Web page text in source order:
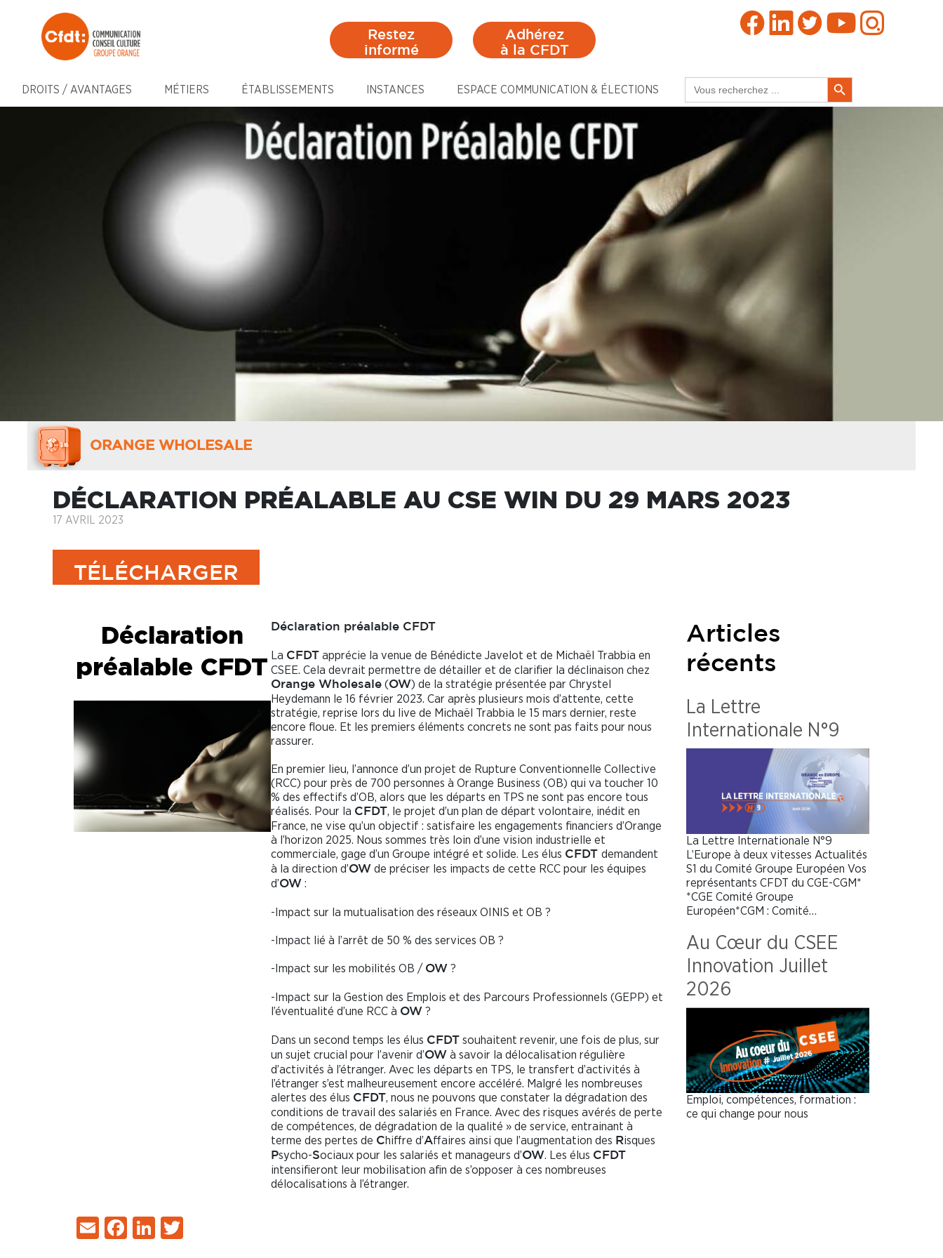
Restez
informé
Adhérez
à la CFDT
DROITS / AVANTAGES MÉTIERS ÉTABLISSEMENTS INSTANCES ESPACE COMMUNICATION & ÉLECTIONS
for:
Search Button
ORANGE WHOLESALE
DÉCLARATION PRÉALABLE AU CSE WIN DU 29 MARS 2023
17 AVRIL 2023
TÉLÉCHARGER
Déclaration
préalable CFDT
Déclaration préalable CFDT
La CFDT apprécie la venue de Bénédicte Javelot et de Michaël Trabbia en
CSEE. Cela devrait permettre de détailler et de clarifier la déclinaison chez
Orange Wholesale(OW) de la stratégie présentée par Chrystel
Heydemann le 16 février 2023. Car après plusieurs mois d’attente, cette
stratégie, reprise lors du live de Michaël Trabbia le 15 mars dernier, reste
encore floue. Et les premiers éléments concrets ne sont pas faits pour nous
rassurer.
En premier lieu, l’annonce d’un projet de Rupture Conventionnelle Collective
(RCC) pour près de 700 personnes à Orange Business (OB) qui va toucher 10
% des effectifs d’OB, alors que les départs en TPS ne sont pas encore tous
réalisés. Pour la CFDT , le projet d’un plan de départ volontaire, inédit en
France, ne vise qu’un objectif : satisfaire les engagements financiers d’Orange
à l’horizon 2025. Nous sommes très loin d’une vision industrielle et
commerciale, gage d’un Groupe intégré et solide. Les élus CFDT demandent
à la direction d’OWde préciser les impacts de cette RCC pour les équipes
d’OW:
-Impact sur la mutualisation des réseaux OINIS et OB ?
-Impact lié à l’arrêt de 50 % des services OB ?
-Impact sur les mobilités OB / OW?
-Impact sur la Gestion des Emplois et des Parcours Professionnels (GEPP) et
l’éventualité d’une RCC à OW?
Dans un second temps les élus CFDT souhaitent revenir, une fois de plus, sur
un sujet crucial pour l’avenir d’OWà savoir la délocalisation régulière
d’activités à l’étranger. Avec les départs en TPS, le transfert d’activités à
l’étranger s’est malheureusement encore accéléré. Malgré les nombreuses
alertes des élus CFDT , nous ne pouvons que constater la dégradation des
conditions de travail des salariés en France. Avec des risques avérés de perte
de compétences, de dégradation de la qualité » de service, entrainant à
terme des pertes de C hiffre d’Affaires ainsi que l’augmentation des Risques
Psycho-Sociaux pour les salariés et manageurs d’OW. Les élus CFDT
intensifieront leur mobilisation afin de s’opposer à ces nombreuses
délocalisations à l’étranger.
EmailFacebook
LinkedIn
Articles
récents
La Lettre
Internationale N°9
La Lettre Internationale N°9
L’Europe à deux vitesses Actualités
S1 du Comité Groupe Européen Vos
représentants CFDT du CGE-CGM*
*CGE Comité Groupe
Européen*CGM : Comité…
Au Cœur du CSEE
Innovation Juillet
2026
Emploi, compétences, formation :
ce qui change pour nous